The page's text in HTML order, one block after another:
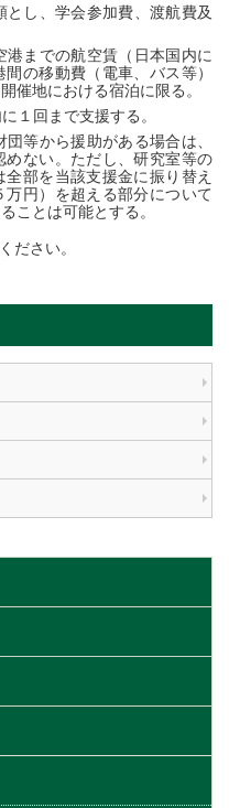
し、学会参加費、渡航費及
までの航空賃（日本国内に
の移動費（電車、バス等）
催地における宿泊に限る。
１回まで支援する。
等から援助がある場合は、
ない。ただし、研究室等の
部を当該支援金に振り替え
円）を超える部分について
ことは可能とする。
ださい。